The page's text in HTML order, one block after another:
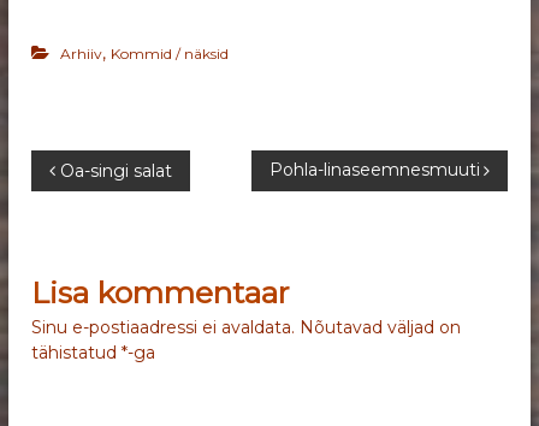
Arhiiv, Kommid / näksid
N
v
i
Oa-singi salat Pohla-linaseemnesmuuti
Lisa kommentaar
Sinu e-postiaadressi ei avaldata. Nõutavad väljad on
tähistatud*-ga